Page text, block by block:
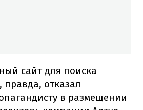
сайт для поиска
отказал
в размещении